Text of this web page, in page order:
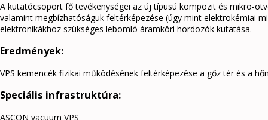
A kutatócsoport fő tevékenységei az új típusú kompozit és mikro-
valamint megbízhatóságuk feltérképezése (úgy mint elektrokémiai
elektronikákhoz szükséges lebomló áramköri hordozók kutatása.
Eredmények:
VPS kemencék fizikai működésének feltérképezése a gőz tér és a
Speciális infrastruktúra:
ASCON vacuum VPS